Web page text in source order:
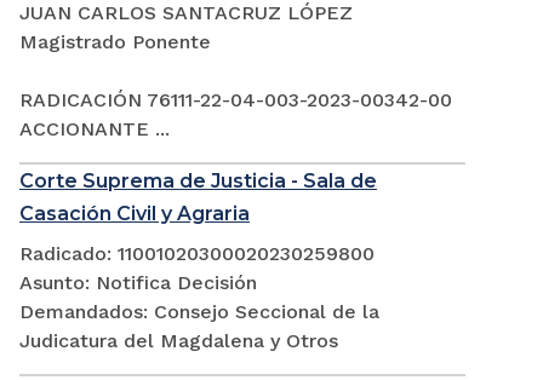
JUAN CARLOS SANTACRUZ LÓPEZ
Magistrado Ponente
RADICACIÓN 76111-22-04-003-2023-00342-00
ACCIONANTE ...
Corte Suprema de Justicia - Sala de
Casación Civil y Agraria
Radicado: 11001020300020230259800
Asunto: Notifica Decisión
Demandados: Consejo Seccional de la
Judicatura del Magdalena y Otros